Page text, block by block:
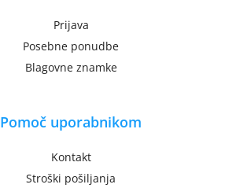
Prijava
Posebne ponudbe
Blagovne znamke
Pomoč uporabnikom
Kontakt
Stroški pošiljanja